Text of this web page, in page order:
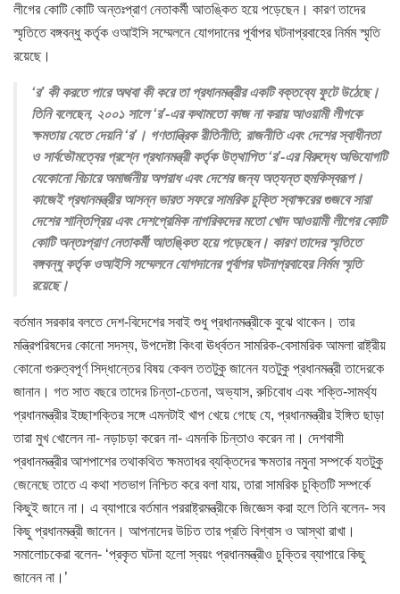
লীগের কোটি কোটি অন্তঃপ্রাণ নেতাকর্মী আতঙ্কিত হয়ে পড়েছেন। কারণ তাদের
স্মৃতিতে বঙ্গবন্ধু কর্তৃক ওআইসি সম্মেলনে যোগদানের পূর্বাপর ঘটনাপ্রবাহের নির্মম স্মৃতি
রয়েছে।
‘র’ কী করতে পারে অথবা কী করে তা প্রধানমন্ত্রীর একটি বক্তব্যে ফুটে উঠেছে।
তিনি বলেছেন, ২০০১ সালে ‘র’-এর কথামতো কাজ না করায় আওয়ামী লীগকে
ক্ষমতায় যেতে দেয়নি ‘র’। গণতান্ত্রিক রীতিনীতি, রাজনীতি এবং দেশের স্বাধীনতা
ও সার্বভৌমত্বের প্রশ্নে প্রধানমন্ত্রী কর্তৃক উত্থাপিত ‘র’-এর বিরুদ্ধে অভিযোগটি
যেকোনো বিচারে অমার্জনীয় অপরাধ এবং দেশের জন্য অত্যন্ত হুমকিস্বরূপ।
কাজেই প্রধানমন্ত্রীর আসন্ন ভারত সফরে সামরিক চুক্তি স্বাক্ষরের গুজবে সারা
দেশের শান্তিপ্রিয় এবং দেশপ্রেমিক নাগরিকদের মতো খোদ আওয়ামী লীগের কোটি
কোটি অন্তঃপ্রাণ নেতাকর্মী আতঙ্কিত হয়ে পড়েছেন। কারণ তাদের স্মৃতিতে
বঙ্গবন্ধু কর্তৃক ওআইসি সম্মেলনে যোগদানের পূর্বাপর ঘটনাপ্রবাহের নির্মম স্মৃতি
রয়েছে।
বর্তমান সরকার বলতে দেশ-বিদেশের সবাই শুধু প্রধানমন্ত্রীকে বুঝে থাকেন। তার
মন্ত্রিপরিষদের কোনো সদস্য, উপদেষ্টা কিংবা ঊর্ধ্বতন সামরিক-বেসামরিক আমলা রাষ্ট্রীয়
কোনো গুরুত্বপূর্ণ সিদ্ধান্তের বিষয় কেবল ততটুকু জানেন যতটুকু প্রধানমন্ত্রী তাদেরকে
জানান। গত সাত বছরে তাদের চিন্তা-চেতনা, অভ্যাস, রুচিবোধ এবং শক্তি-সামর্থ্য
প্রধানমন্ত্রীর ইচ্ছাশক্তির সঙ্গে এমনটাই খাপ খেয়ে গেছে যে, প্রধানমন্ত্রীর ইঙ্গিত ছাড়া
তারা মুখ খোলেন না- নড়াচড়া করেন না- এমনকি চিন্তাও করেন না। দেশবাসী
প্রধানমন্ত্রীর আশপাশের তথাকথিত ক্ষমতাধর ব্যক্তিদের ক্ষমতার নমুনা সম্পর্কে যতটুকু
জেনেছে তাতে এ কথা শতভাগ নিশ্চিত করে বলা যায়, তারা সামরিক চুক্তিটি সম্পর্কে
কিছুই জানে না। এ ব্যাপারে বর্তমান পররাষ্ট্রমন্ত্রীকে জিজ্ঞেস করা হলে তিনি বলেন- সব
কিছু প্রধানমন্ত্রী জানেন। আপনাদের উচিত তার প্রতি বিশ্বাস ও আস্থা রাখা।
সমালোচকেরা বলেন- ‘প্রকৃত ঘটনা হলো স্বয়ং প্রধানমন্ত্রীও চুক্তির ব্যাপারে কিছু
জানেন না।’